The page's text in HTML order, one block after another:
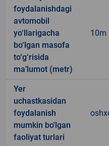
foydalanishdagi
avtomobil
yo‘llarigacha
bo‘lgan masofa
to‘g‘risida
ma’lumot (metr)
10m
Yer
uchastkasidan
foydalanish
mumkin bo'lgan
faoliyat turlari